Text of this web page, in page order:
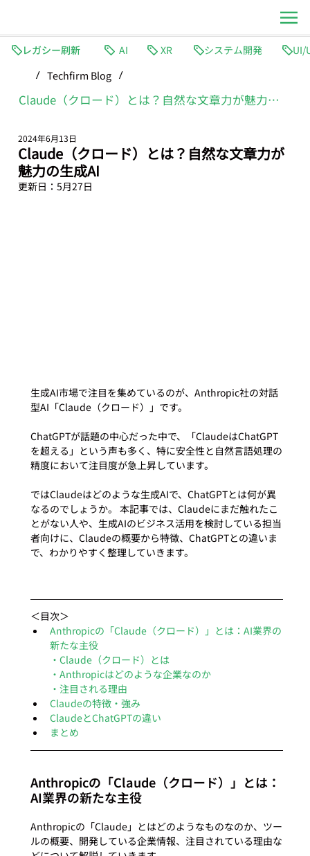
レガシー刷新 AI XR
システム開発
/ Techfirm Blog /
Claude（クロード）とは？自然な文章力が魅力の生成AI
Claude（クロード）とは？自然な文章力が
魅力の生成AI
2024年6月13日
更新日： 5月27日
生成AI市場で注目を集めているのが、Anthropic社の対話
型AI「Claude（クロード）」です。
ChatGPTが話題の中心だった中で、「ClaudeはChatGPT
を超える」という声も多く、特に安全性と自然言語処理の
精度において注目度が急上昇しています。
ではClaudeはどのような生成AIで、ChatGPTとは何が異
なるのでしょうか。 本記事では、Claudeにまだ触れたこ
とがない人や、生成AIのビジネス活用を検討している担当
者向けに、Claudeの概要から特徴、ChatGPTとの違いま
で、わかりやすく整理していきます。
＜目次＞
Anthropicの「Claude（クロード）」とは：AI業界の
新たな主役
・Claude（クロード）とは
・Anthropicはどのような企業なのか
・注目される理由
Claudeの特徴・強み
ClaudeとChatGPTの違い
まとめ
Anthropicの「Claude（クロード）」とは：
AI業界の新たな主役
Anthropicの「Claude」とはどのようなものなのか、ツー
ルの概要、開発している企業情報、注目されている理由な